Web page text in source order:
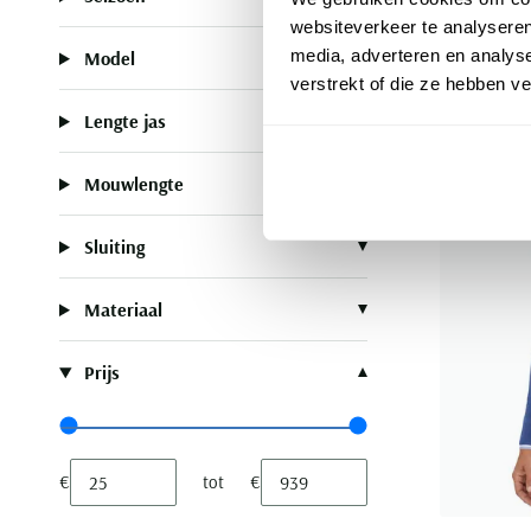
websiteverkeer te
media, adverteren en
verstrekt of die ze hebben
Model
Lengte jas
Mouwlengte
Sluiting
Materiaal
Prijs
Range slider min value
Range slider max value
Minimum value input
€ tot
Maximum value input
€
€ 109,95